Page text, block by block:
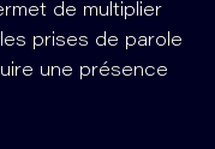
de multiplier
prises de parole
une présence